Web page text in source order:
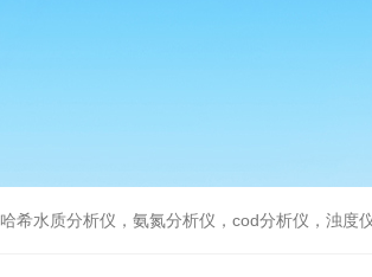
哈希水质分析仪，氨氮分析仪，cod分析仪，浊度